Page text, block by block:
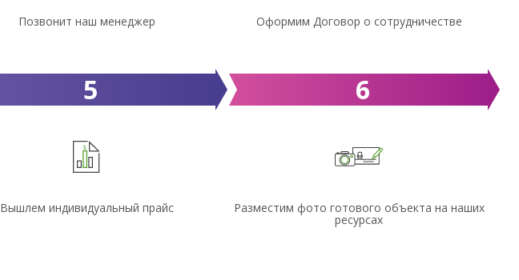
Позвонит наш менеджер Оформим Договор о сотрудничестве
5
Вышлем индивидуальный прайс
6
Разместим фото готового объекта на наших
ресурсах